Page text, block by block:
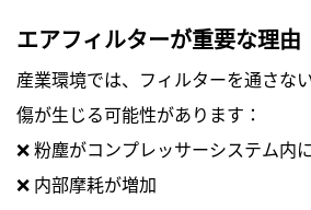
エアフィルターが重要な理由
産業環境では、フィルターを通さな
傷が生じる可能性があります：
❌ 粉塵がコンプレッサーシステム内
❌ 内部摩耗が増加